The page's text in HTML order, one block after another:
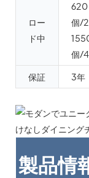
ロー
ド中
620
個/
個/
保証 3年
製品情